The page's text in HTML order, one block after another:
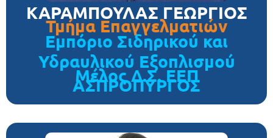
ΚΑΡΑΜΠΟΥΛΑΣ ΓΕΩΡΓΙΟΣ
Τμήμα Επαγγελματιών
Εμπόριο Σιδηρικού και
Υδραυλικού Εξοπλισμού
Μέλος Δ.Σ. ΕΕΠ
ΑΣΠΡΟΠΥΡΓΟΣ